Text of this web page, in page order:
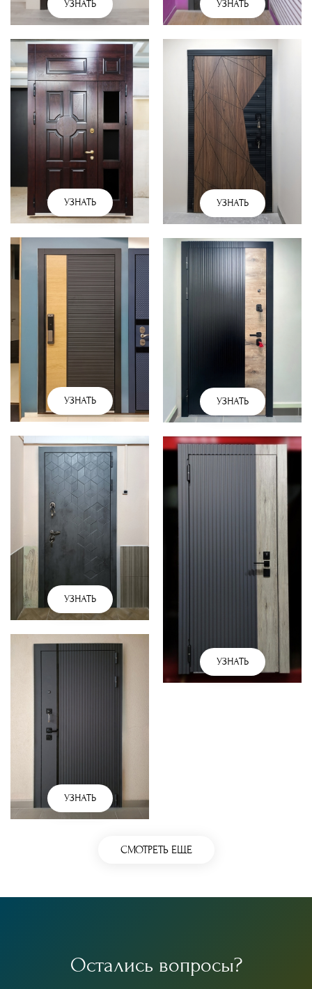
УЗНАТЬ
УЗНАТЬ
УЗНАТЬ
УЗНАТЬ
УЗНАТЬ
УЗНАТЬ
УЗНАТЬ
УЗНАТЬ
УЗНАТЬ
СМОТРЕТЬ ЕЩЕ
Остались вопросы?